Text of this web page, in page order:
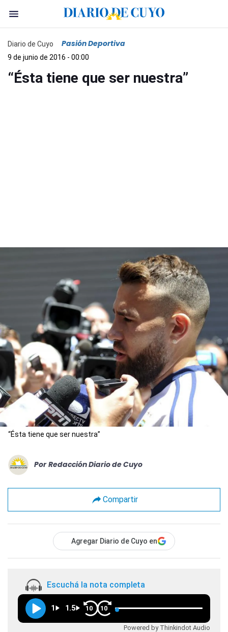
Diario de Cuyo Pasión Deportiva
9 de junio de 2016 - 00:00
“Ésta tiene que ser nuestra”
“Ésta tiene que ser nuestra”
Por Redacción Diario de Cuyo
Compartir
Agregar Diario de Cuyo en
Escuchá la nota completa
1 1.5 10 10
Powered by Thinkindot Audio